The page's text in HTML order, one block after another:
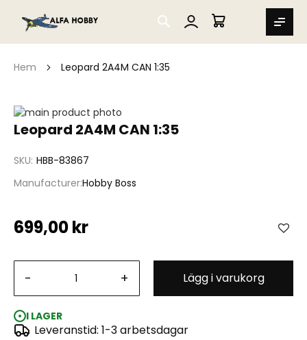
SEARCH
MIN VARUKORG
Hem Leopard 2A4M CAN 1:35
Leopard 2A4M CAN 1:35
SKU HBB-83867
ManufacturerHobby Boss
699,00 kr
- + Lägg i varukorg
I LAGER
Leveranstid: 1-3 arbetsdagar
Hoppa
till
slutet
bildgalleriet
Leopard 2A4M CAN 1:35
Hoppa
av
bildgalleriet